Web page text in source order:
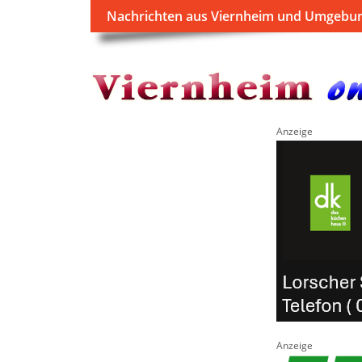
Nachrichten aus Viernheim und
Anzeige
Anzeige